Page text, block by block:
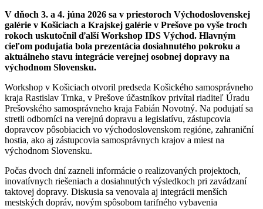
V dňoch 3. a 4. júna 2026 sa v priestoroch Východoslovenskej
galérie v Košiciach a Krajskej galérie v Prešove po vyše troch
rokoch uskutočnil ďalší Workshop IDS Východ. Hlavným
cieľom podujatia bola prezentácia dosiahnutého pokroku a
aktuálneho stavu integrácie verejnej osobnej dopravy na
východnom Slovensku.
Workshop v Košiciach otvoril predseda Košického samosprávneho
kraja Rastislav Trnka, v Prešove účastníkov privítal riaditeľ Úradu
Prešovského samosprávneho kraja Fabián Novotný. Na podujatí sa
stretli odborníci na verejnú dopravu a legislatívu, zástupcovia
dopravcov pôsobiacich vo východoslovenskom regióne, zahraniční
hostia, ako aj zástupcovia samosprávnych krajov a miest na
východnom Slovensku.
Počas dvoch dní zazneli informácie o realizovaných projektoch,
inovatívnych riešeniach a dosiahnutých výsledkoch pri zavádzaní
taktovej dopravy. Diskusia sa venovala aj integrácii menších
mestských dopráv, novým spôsobom tarifného vybavenia